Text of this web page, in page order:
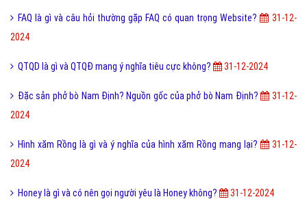
FAQ là gì và câu hỏi thường gặp FAQ có quan trọng Website?
31-12-
2024
QTQD là gì và QTQĐ mang ý nghĩa tiêu cực không? 31-12-2024
Đặc sản phở bò Nam Định? Nguồn gốc của phở bò Nam Định?
31-12-
2024
Hình xăm Rồng là gì và ý nghĩa của hình xăm Rồng mang lại?
31-12-
2024
Honey là gì và có nên gọi người yêu là Honey không? 31-12-2024